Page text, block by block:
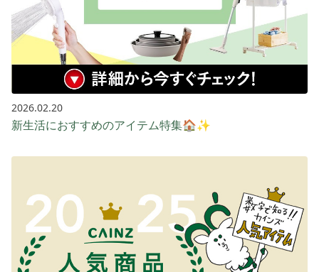
2026.02.20
新生活におすすめのアイテム特集🏠✨